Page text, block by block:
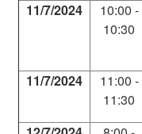
11/7/2024
10:00 -
10:30
11/7/2024
11:00 -
11:30